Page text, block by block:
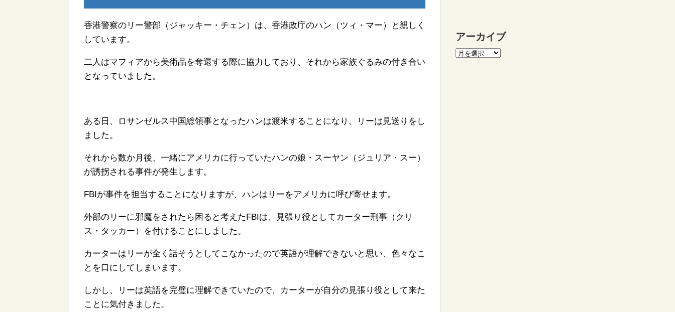
香港警察のリー警部（ジャッキー・チェン）は、香港政庁のハン（ツィ・マー）と親しく
しています。
二人はマフィアから美術品を奪還する際に協力しており、それから家族ぐるみの付き合い
となっていました。
ある日、ロサンゼルス中国総領事となったハンは渡米することになり、リーは見送りをし
ました。
それから数か月後、一緒にアメリカに行っていたハンの娘・スーヤン（ジュリア・スー）
が誘拐される事件が発生します。
FBIが事件を担当することになりますが、ハンはリーをアメリカに呼び寄せます。
外部のリーに邪魔をされたら困ると考えたFBIは、見張り役としてカーター刑事（クリ
ス・タッカー）を付けることにしました。
カーターはリーが全く話そうとしてこなかったので英語が理解できないと思い、色々なこ
とを口にしてしまいます。
しかし、リーは英語を完璧に理解できていたので、カーターが自分の見張り役として来た
ことに気付きました。
アーカイブ